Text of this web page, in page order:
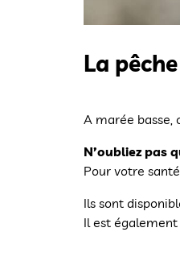
La
A marée basse,
N’oubliez pas
Pour votre
Ils sont
Il est